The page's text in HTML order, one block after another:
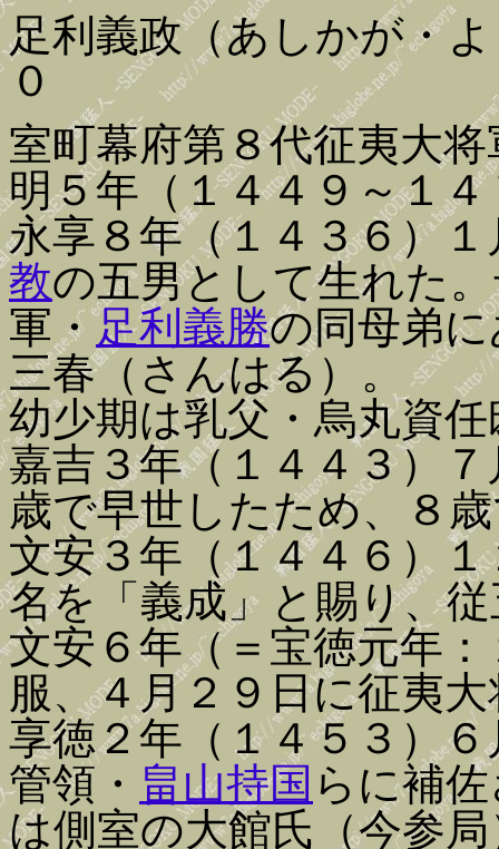
足利義政（あしかが・
０
室町幕府第８代征夷大
明５年（１４４９～１
永享８年（１４３６）
教の五男として生れた
軍・足利義勝の同母弟
三春（さんはる）。
幼少期は乳父・烏丸資
嘉吉３年（１４４３）
歳で早世したため、８
文安３年（１４４６）
名を「義成」と賜り、
文安６年（＝宝徳元年
服、４月２９日に征夷
享徳２年（１４５３）
管領・ 畠山持国 らに補
は側室の大館氏（今参